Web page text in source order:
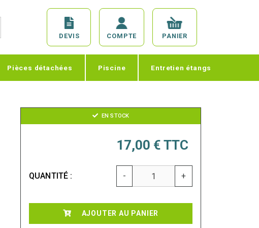
DEVIS COMPTE PANIER
Pièces détachées Piscine Entretien étangs
EN STOCK
17,00 € TTC
QUANTITÉ : - +
AJOUTER AU PANIER